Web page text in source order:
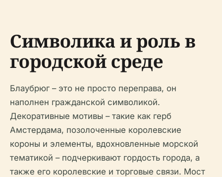
Символика и роль в
городской среде
Блаубрюг – это не просто переправа, он
наполнен гражданской символикой.
Декоративные мотивы – такие как герб
Амстердама, позолоченные королевские
короны и элементы, вдохновленные морской
тематикой – подчеркивают гордость города, а
также его королевские и торговые связи. Мост